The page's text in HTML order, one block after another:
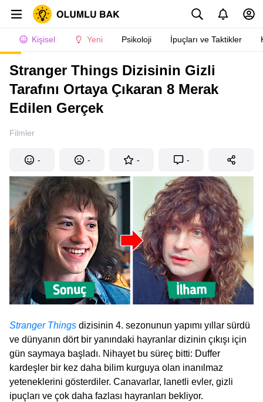
Kişisel Yeni Psikoloji İpuçları ve Taktikler
Stranger Things Dizisinin Gizli
Tarafını Ortaya Çıkaran 8 Merak
Edilen Gerçek
Filmler
- - - -
Stranger Things dizisinin 4. sezonunun yapımı yıllar sürdü
ve dünyanın dört bir yanındaki hayranlar dizinin çıkışı için
gün saymaya başladı. Nihayet bu süreç bitti: Duffer
kardeşler bir kez daha bilim kurguya olan inanılmaz
yeteneklerini gösterdiler. Canavarlar, lanetli evler, gizli
ipuçları ve çok daha fazlası hayranları bekliyor.